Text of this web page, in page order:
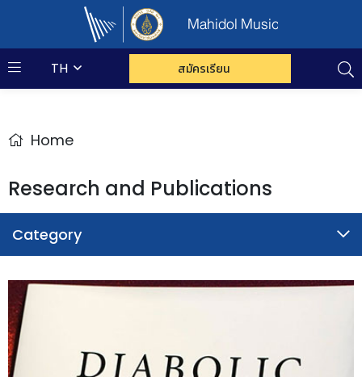
Mahidol Music
TH สมัครเรียน
Home
Research and Publications
Category